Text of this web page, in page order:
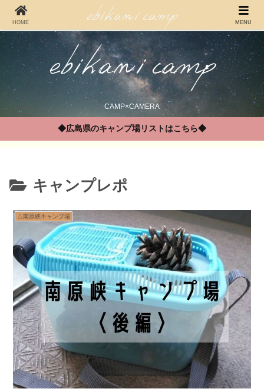
CAMP×CAMERA
◆広島県のキャンプ場リストはこちら◆
キャンプレポ
△南原峡キャンプ場
HOME MENU